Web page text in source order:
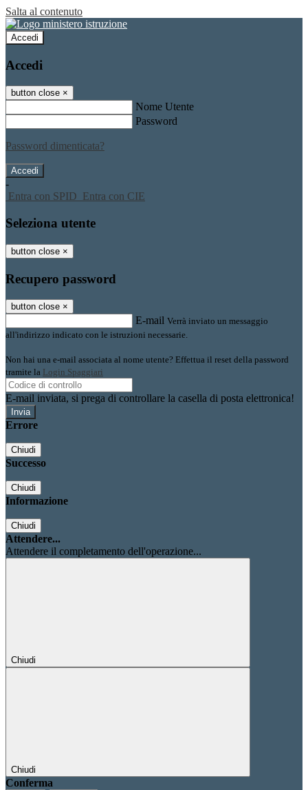
Salta al contenuto
Accedi
Accedi
button close ×
Nome Utente
Password
Password dimenticata?
-
Entra con SPID Entra con CIE
Seleziona utente
button close ×
Recupero password
button close ×
E-mail Verrà inviato un messaggio
all'indirizzo indicato con le istruzioni necessarie.
Non hai una e-mail associata al nome utente? Effettua il reset della password
tramite la Login Spaggiari
E-mail inviata, si prega di controllare la casella di posta elettronica!
Errore
Chiudi
Successo
Chiudi
Informazione
Chiudi
Attendere...
Attendere il completamento dell'operazione...
Chiudi
Chiudi
Conferma